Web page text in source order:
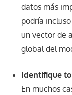
datos más
podría
un vector de
global del
Identifique
En muchos